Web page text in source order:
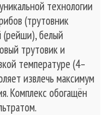
технологии
(трутовник
(рейши), белый
трутовик и
температуре (4–
извлечь максимум
Комплекс обогащён